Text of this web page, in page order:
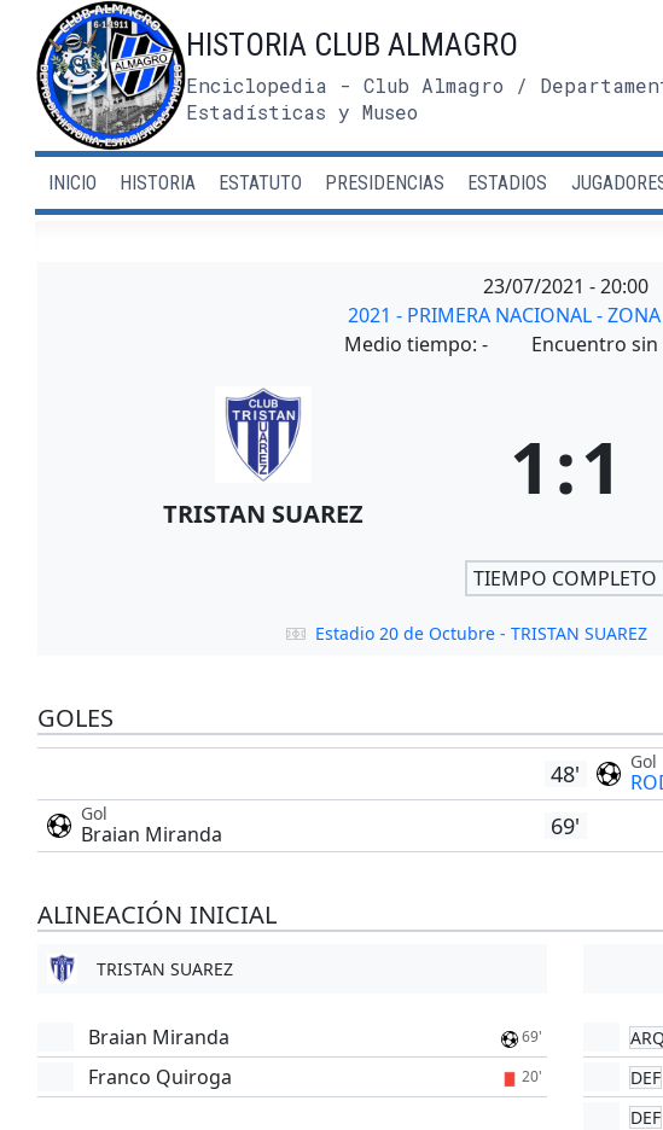
contenido
HISTORIA CLUB ALMAGRO
Enciclopedia - Club Almagro /
Estadísticas y Museo
INICIO HISTORIA ESTATUTO PRESIDENCIAS ESTADIOS
23/07/2021 -20:00
2021 - PRIMERA NACIONAL -
Medio tiempo: -
Encuentro
TRISTAN SUAREZ 1:1
TIEMPO COMPLETO
Estadio 20 de Octubre - TRISTAN SUAREZ
GOLES
48' Gol
Gol
Braian Miranda 69'
ALINEACIÓN INICIAL
TRISTAN SUAREZ
Braian Miranda 69'
Franco Quiroga 20'
ARQ
DEF
DEF